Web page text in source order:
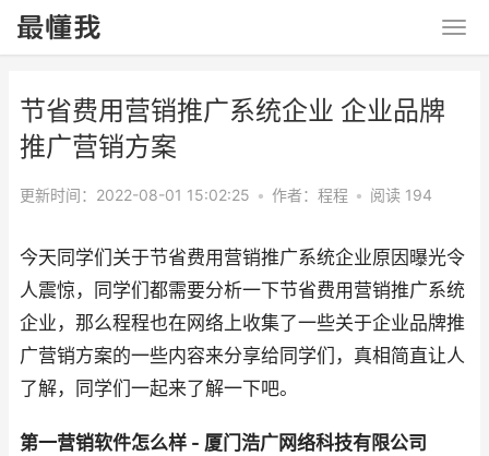
节省费用营销推广系统企业 企业品牌
推广营销方案
更新时间：2022-08-01 15:02:25 • 作者：程程 • 阅读 194
今天同学们关于节省费用营销推广系统企业原因曝光令
人震惊，同学们都需要分析一下节省费用营销推广系统
企业，那么程程也在网络上收集了一些关于企业品牌推
广营销方案的一些内容来分享给同学们，真相简直让人
了解，同学们一起来了解一下吧。
第一营销软件怎么样 - 厦门浩广网络科技有限公司